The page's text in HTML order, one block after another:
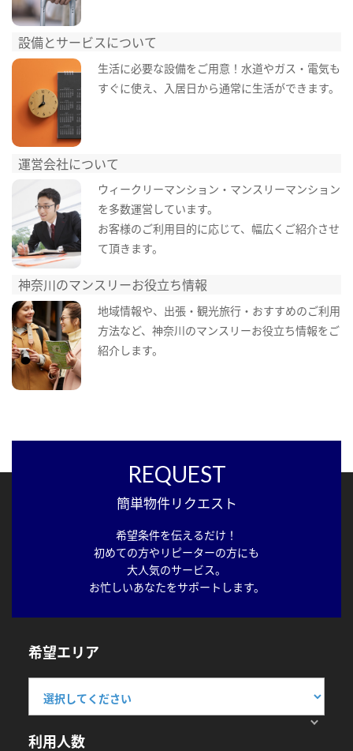
設備とサービスについて
生活に必要な設備をご用意！水道やガス・電気も
すぐに使え、入居日から通常に生活ができます。
運営会社について
ウィークリーマンション・マンスリーマンション
を多数運営しています。
お客様のご利用目的に応じて、幅広くご紹介させ
て頂きます。
神奈川のマンスリーお役立ち情報
地域情報や、出張・観光旅行・おすすめのご利用
方法など、神奈川のマンスリーお役立ち情報をご
紹介します。
REQUEST
簡単物件リクエスト
希望条件を伝えるだけ！
初めての方やリピーターの方にも
大人気のサービス。
お忙しいあなたをサポートします。
希望エリア
利用人数